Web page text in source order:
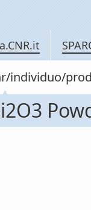
individuo/